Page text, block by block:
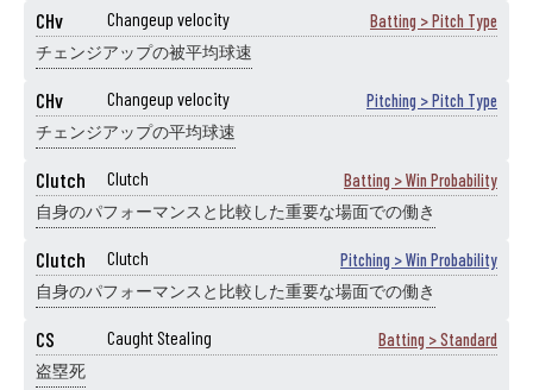
CHv Changeup velocity Batting > Pitch Type
チェンジアップの被平均球速
CHv Changeup velocity Pitching > Pitch Type
チェンジアップの平均球速
Clutch Clutch Batting > Win Probability
自身のパフォーマンスと比較した重要な場面での働き
Clutch Clutch Pitching > Win Probability
自身のパフォーマンスと比較した重要な場面での働き
CS Caught Stealing Batting > Standard
盗塁死